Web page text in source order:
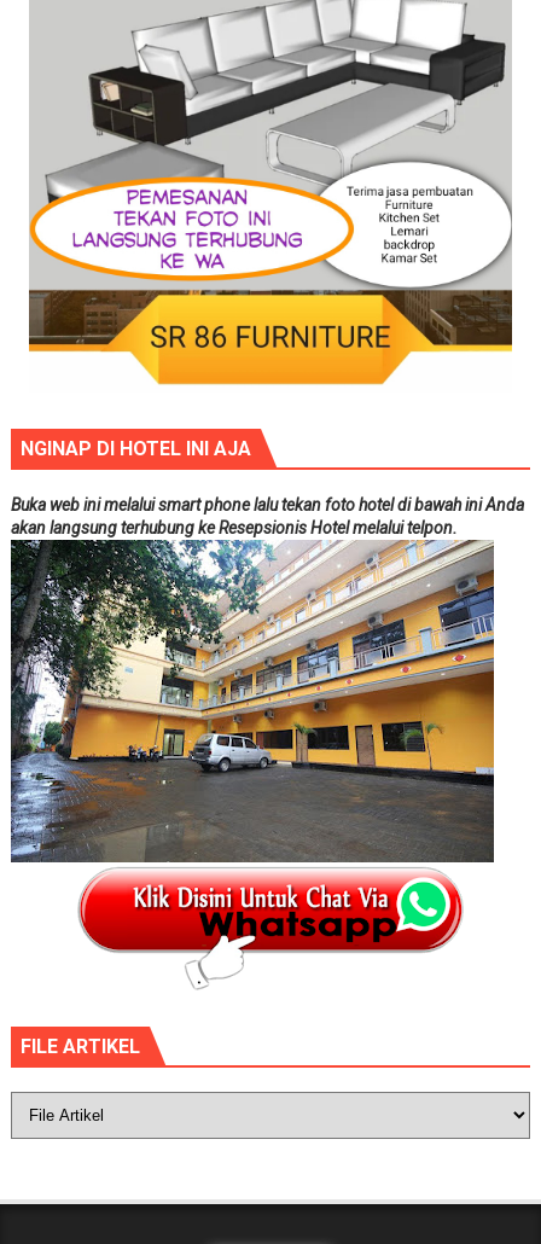
NGINAP DI HOTEL INI AJA
Buka web ini melalui smart phone lalu tekan foto hotel di bawah ini Anda
akan langsung terhubung ke Resepsionis Hotel melalui telpon.
FILE ARTIKEL